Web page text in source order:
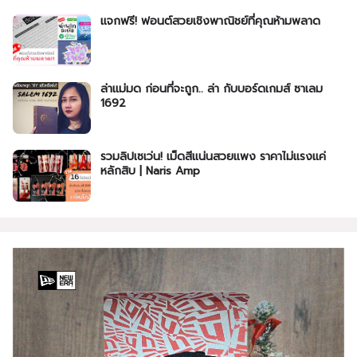
แจกฟรี! ฟอนต์สวยเชิงพาณิชย์ที่คุณห้ามพลาด
ล่าแม่มด ก่อนที่จะถูก.. ล่า กับบอร์ดเกมส์ ซาเลม
1692
รวมลิปเซเว่น! เม็ดสีแน่นสวยแพง ราคาไม่แรงแค่
หลักสิบ | Naris Amp